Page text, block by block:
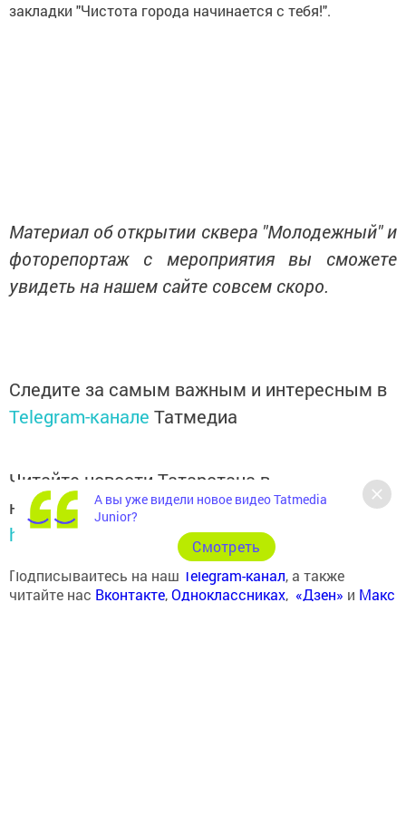
закладки "Чистота города начинается с тебя!".
Материал об открытии сквера "Молодежный" и
фоторепортаж с мероприятия вы сможете
увидеть на нашем сайте совсем скоро.
Следите за самым важным и интересным в
Telegram-канале Татмедиа
Читайте новости Татарстана в
национальном мессенджере MАХ:
https://max.ru/tatmedia
Подписывайтесь на наш Telegram-канал, а также
читайте нас Вконтакте,Одноклассниках, «Дзен» и Макс
А вы уже видели новое видео Tatmedia
Junior?
Cмотреть